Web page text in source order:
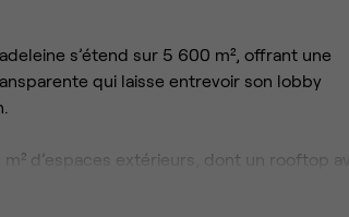
s’étend sur 5 600 m², offrant une
qui laisse entrevoir son lobby
d’espaces extérieurs, dont un rooftop
uniques sur la capitale.